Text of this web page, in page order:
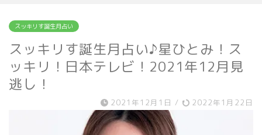
スッキリす誕生月占い
スッキリす誕生月占い♪星ひとみ！ス
ッキリ！日本テレビ！2021年12月見
逃し！
2021年12月1日 / 2022年1月22日